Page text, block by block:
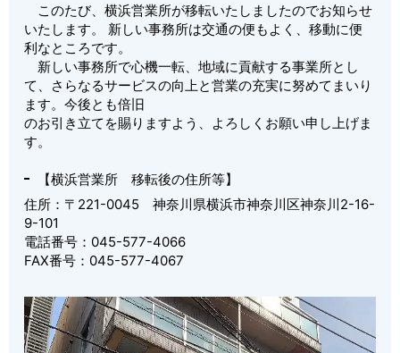
このたび、横浜営業所が移転いたしましたのでお知らせ
いたします。 新しい事務所は交通の便もよく、移動に便
利なところです。
新しい事務所で心機一転、地域に貢献する事業所とし
て、さらなるサービスの向上と営業の充実に努めてまいり
ます。今後とも倍旧
のお引き立てを賜りますよう、よろしくお願い申し上げま
す。
【横浜営業所 移転後の住所等】
住所：〒221-0045 神奈川県横浜市神奈川区神奈川2-16-
9-101
電話番号：045-577-4066
FAX番号：045-577-4067